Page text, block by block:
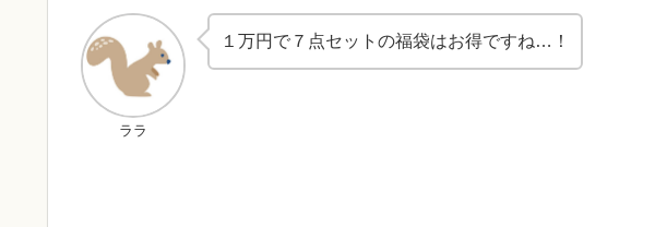
ララ
１万円で７点セットの福袋はお得ですね…！